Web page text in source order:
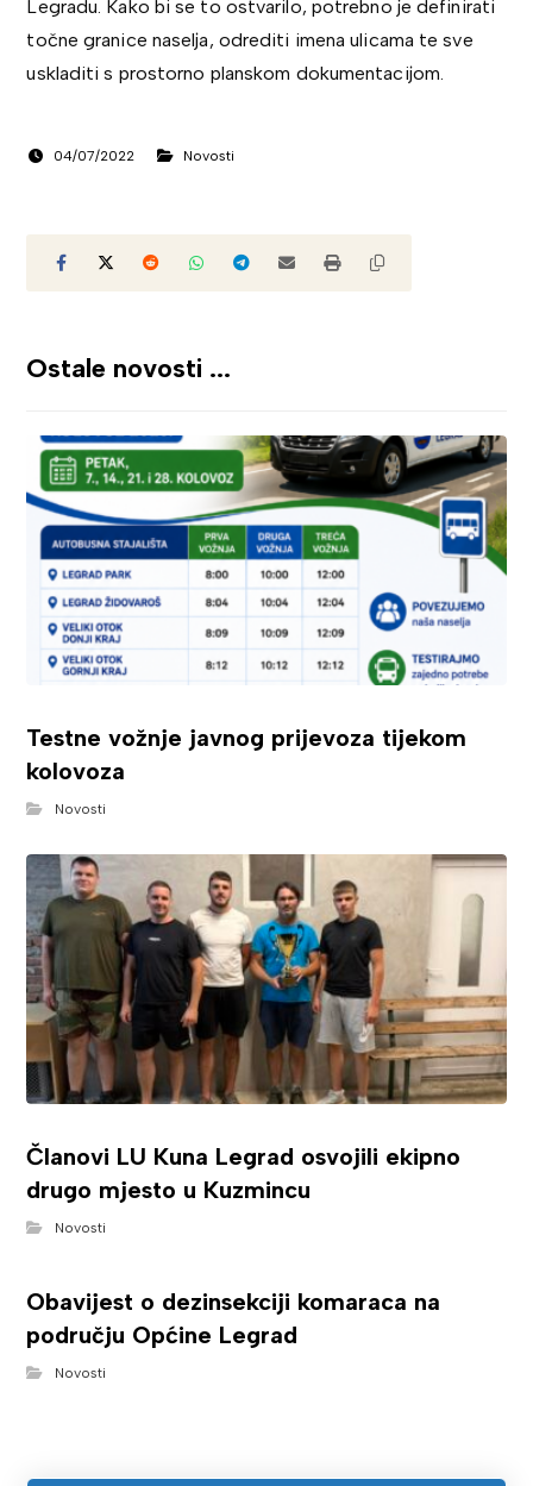
Legradu. Kako bi se to ostvarilo, potrebno je definirati
točne granice naselja, odrediti imena ulicama te sve
uskladiti s prostorno planskom dokumentacijom.
04/07/2022 Novosti
Ostale novosti ...
Testne vožnje javnog prijevoza tijekom
kolovoza
Novosti
Članovi LU Kuna Legrad osvojili ekipno
drugo mjesto u Kuzmincu
Novosti
Obavijest o dezinsekciji komaraca na
području Općine Legrad
Novosti